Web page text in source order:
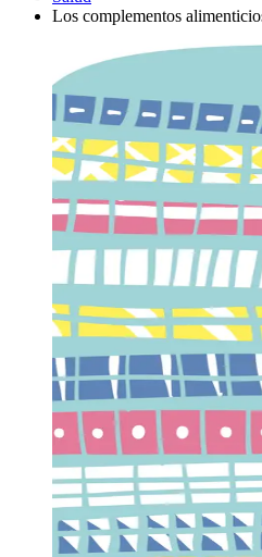
Los complementos